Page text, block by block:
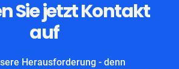
Sie jetzt Kontakt
auf
Herausforderung - denn